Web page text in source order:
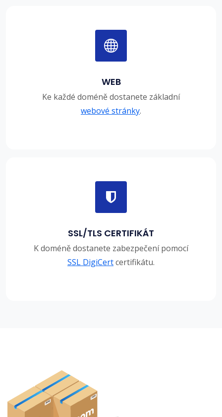
WEB
Ke každé doméně dostanete základní
webové stránky.
SSL/TLS CERTIFIKÁT
K doméně dostanete zabezpečení pomocí
SSL DigiCertcertifikátu.